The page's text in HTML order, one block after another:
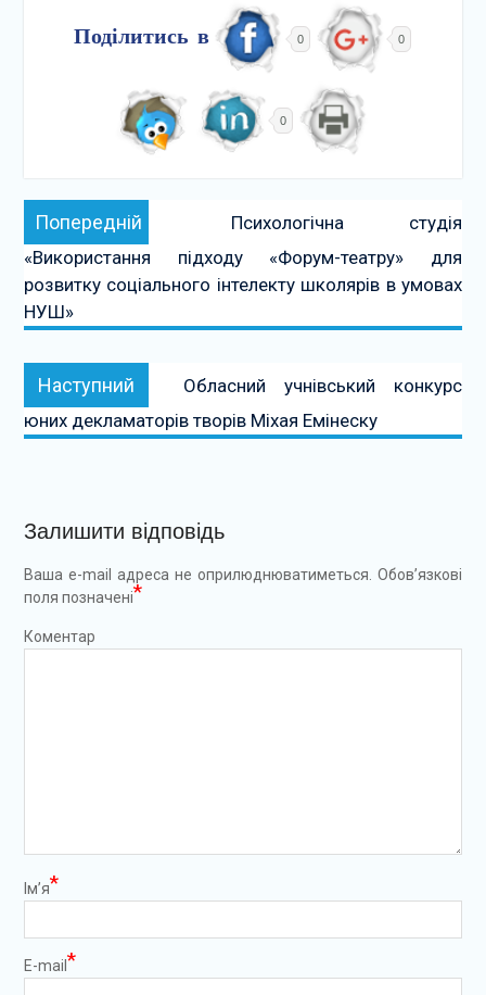
Поділитись в 0 0
0
Навігація
записів
Попередній Попередній:
Психологічна студія
«Використання підходу «Форум-театру» для
розвитку соціального інтелекту школярів в умовах
НУШ»
Наступний Наступний:
Обласний учнівський конкурс
юних декламаторів творів Міхая Емінеску
Залишити відповідь
Ваша e-mail адреса не оприлюднюватиметься. Обов’язкові
поля позначені*
Коментар
Ім’я*
E-mail *